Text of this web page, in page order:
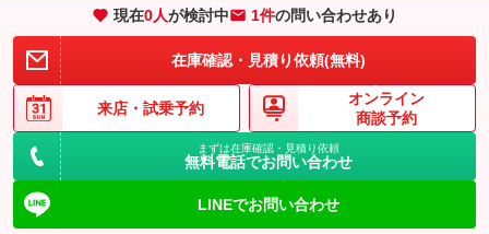
現在0人が検討中 1件の問い合わせあり
在庫確認・見積り依頼(無料)
来店・ 試乗予約
オンライン
商談予約
まずは在庫確認・見積り依頼
無料電話でお問い合わせ
LINEでお問い合わせ